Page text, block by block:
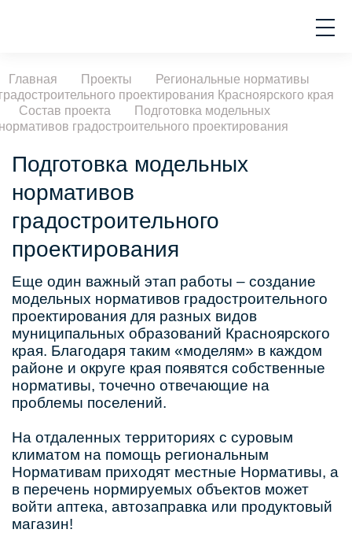
Главная Проекты
Региональные нормативы
проектирования Красноярского края
Состав проекта
Подготовка модельных
градостроительного проектирования
Подготовка модельных
нормативов
градостроительного
проектирования
Еще один важный этап работы – создание
модельных нормативов градостроительного
проектирования для разных видов
муниципальных образований Красноярского
края. Благодаря таким «моделям» в каждом
районе и округе края появятся собственные
нормативы, точечно отвечающие на
проблемы поселений.
На отдаленных территориях с суровым
климатом на помощь региональным
Нормативам приходят местные Нормативы, а
в перечень нормируемых объектов может
войти аптека, автозаправка или продуктовый
магазин!